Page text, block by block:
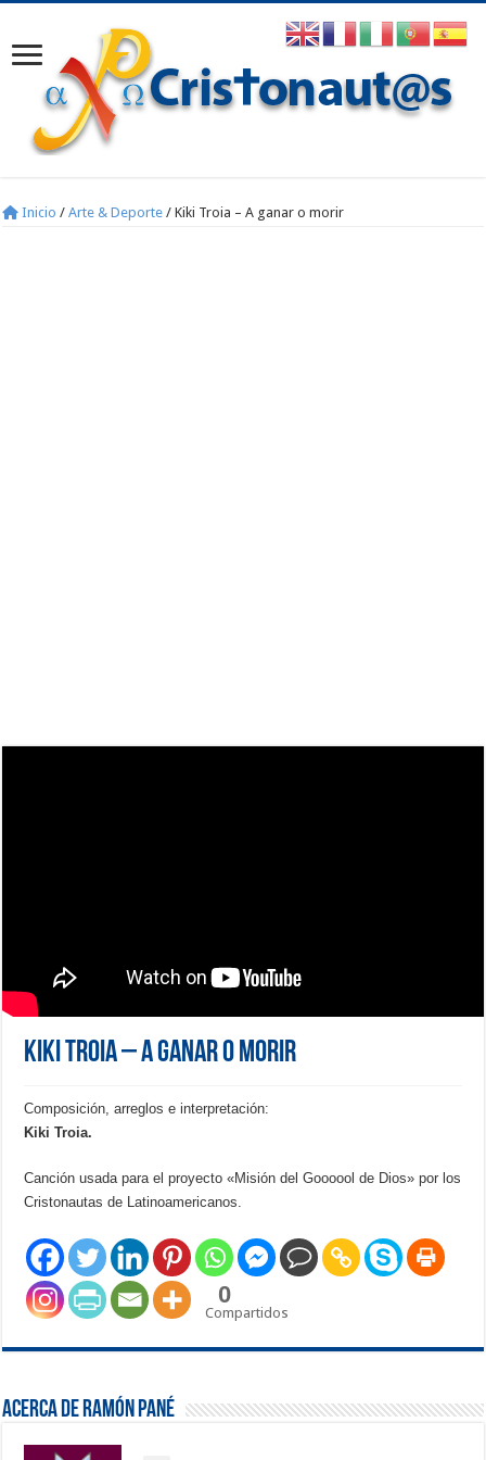
Inicio / Arte & Deporte / Kiki Troia – A ganar o morir
Kiki Troia – A ganar o morir
Composición, arreglos e interpretación:
Kiki Troia.
Canción usada para el proyecto «Misión del Goooool de Dios» por los
Cristonautas de Latinoamericanos.
0
Compartidos
Acerca de Ramón Pané